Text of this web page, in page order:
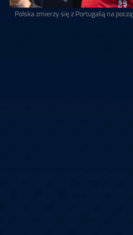
Polska zmierzy się z Portugalią na